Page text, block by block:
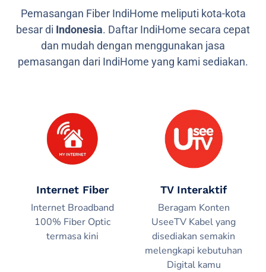
Pemasangan Fiber IndiHome meliputi kota-kota
besar di Indonesia. Daftar IndiHome secara cepat
dan mudah dengan menggunakan jasa
pemasangan dari IndiHome yang kami sediakan.
Internet Fiber
Internet Broadband
100% Fiber Optic
termasa kini
TV Interaktif
Beragam Konten
UseeTV Kabel yang
disediakan semakin
melengkapi kebutuhan
Digital kamu